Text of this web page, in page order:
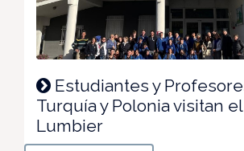
Estudiantes y
Turquía y Polonia visitan el
Lumbier